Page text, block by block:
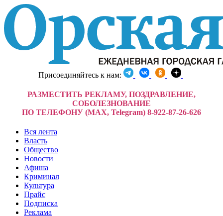
Присоединяйтесь к нам:
РАЗМЕСТИТЬ РЕКЛАМУ, ПОЗДРАВЛЕНИЕ,
СОБОЛЕЗНОВАНИЕ
ПО ТЕЛЕФОНУ (MAX, Telegram) 8-922-87-26-626
Вся лента
Власть
Общество
Новости
Афиша
Криминал
Культура
Прайс
Подписка
Реклама